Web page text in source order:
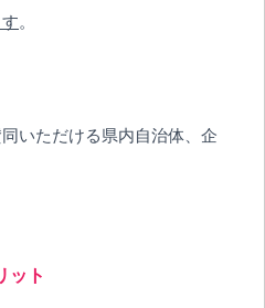
。
いただける県内自治体、企
ット